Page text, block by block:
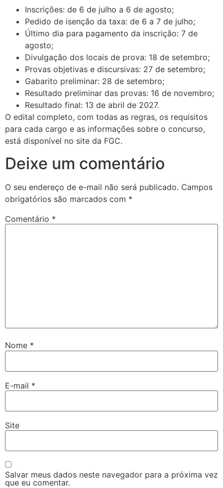
Inscrições: de 6 de julho a 6 de agosto;
Pedido de isenção da taxa: de 6 a 7 de julho;
Último dia para pagamento da inscrição: 7 de
agosto;
Divulgação dos locais de prova: 18 de setembro;
Provas objetivas e discursivas: 27 de setembro;
Gabarito preliminar: 28 de setembro;
Resultado preliminar das provas: 16 de novembro;
Resultado final: 13 de abril de 2027.
O edital completo, com todas as regras, os requisitos
para cada cargo e as informações sobre o concurso,
está disponível no site da FGC.
Deixe um comentário
O seu endereço de e-mail não será publicado. Campos
obrigatórios são marcados com *
Comentário *
Nome *
E-mail *
Site
Salvar meus dados neste navegador para a próxima vez
que eu comentar.